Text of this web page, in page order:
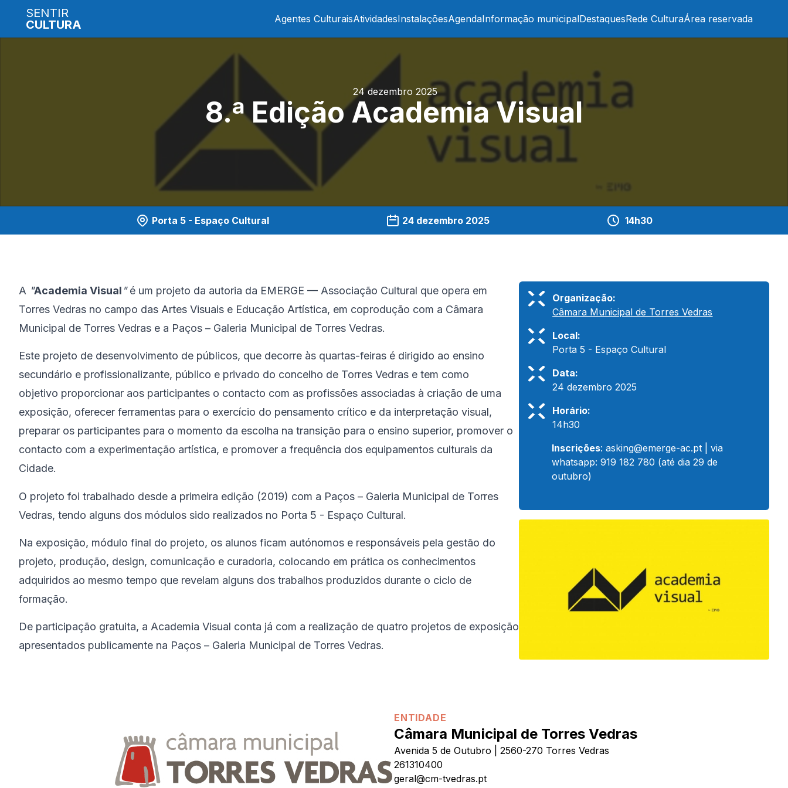
SENTIR
CULTURA
Agentes CulturaisAtividadesInstalaçõesAgendaInformação municipalDestaquesRede CulturaÁrea reservada
24 dezembro 2025
8.ª Edição Academia Visual
Porta 5 - Espaço Cultural 24 dezembro 2025 14h30
A "Academia Visual "é um projeto da autoria da EMERGE — Associação Cultural que opera em
Torres Vedras no campo das Artes Visuais e Educação Artística, em coprodução com a Câmara
Municipal de Torres Vedras e a Paços – Galeria Municipal de Torres Vedras.
Este projeto de desenvolvimento de públicos, que decorre às quartas-feiras é dirigido ao ensino
secundário e profissionalizante, público e privado do concelho de Torres Vedras e tem como
objetivo proporcionar aos participantes o contacto com as profissões associadas à criação de uma
exposição, oferecer ferramentas para o exercício do pensamento crítico e da interpretação visual,
preparar os participantes para o momento da escolha na transição para o ensino superior, promover o
contacto com a experimentação artística, e promover a frequência dos equipamentos culturais da
Cidade.
O projeto foi trabalhado desde a primeira edição (2019) com a Paços – Galeria Municipal de Torres
Vedras, tendo alguns dos módulos sido realizados no Porta 5 - Espaço Cultural.
Na exposição, módulo final do projeto, os alunos ficam autónomos e responsáveis pela gestão do
projeto, produção, design, comunicação e curadoria, colocando em prática os conhecimentos
adquiridos ao mesmo tempo que revelam alguns dos trabalhos produzidos durante o ciclo de
formação.
De participação gratuita, a Academia Visual conta já com a realização de quatro projetos de exposição
apresentados publicamente na Paços – Galeria Municipal de Torres Vedras.
Organização:
Câmara Municipal de Torres Vedras
Local:
Porta 5 - Espaço Cultural
Data:
24 dezembro 2025
Horário:
14h30
Inscrições:asking@emerge-ac.pt | via
whatsapp: 919 182 780 (até dia 29 de
outubro)
ENTIDADE
Câmara Municipal de Torres Vedras
Avenida 5 de Outubro | 2560-270 Torres Vedras
261310400
geral@cm-tvedras.pt